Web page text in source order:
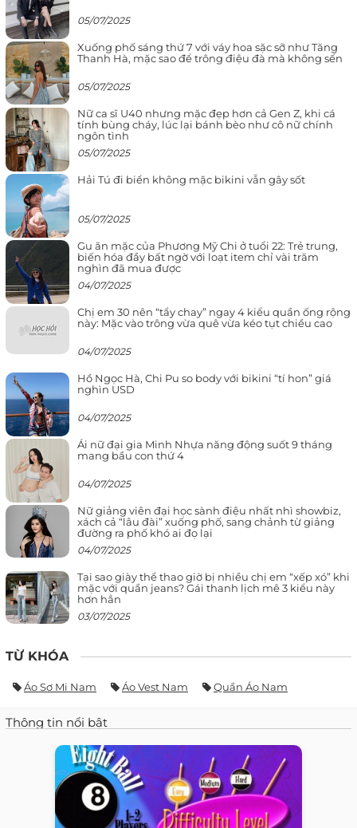
05/07/2025
Xuống phố sáng thứ 7 với váy hoa sặc sỡ như Tăng
Thanh Hà, mặc sao để trông điệu đà mà không sến
05/07/2025
Nữ ca sĩ U40 nhưng mặc đẹp hơn cả Gen Z, khi cá
tính bùng cháy, lúc lại bánh bèo như cô nữ chính
ngôn tình
05/07/2025
Hải Tú đi biển không mặc bikini vẫn gây sốt
05/07/2025
Gu ăn mặc của Phương Mỹ Chi ở tuổi 22: Trẻ trung,
biến hóa đầy bất ngờ với loạt item chỉ vài trăm
nghìn đã mua được
04/07/2025
Chị em 30 nên “tẩy chay” ngay 4 kiểu quần ống rộng
này: Mặc vào trông vừa quê vừa kéo tụt chiều cao
04/07/2025
Hồ Ngọc Hà, Chi Pu so body với bikini “tí hon” giá
nghìn USD
04/07/2025
Ái nữ đại gia Minh Nhựa năng động suốt 9 tháng
mang bầu con thứ 4
04/07/2025
Nữ giảng viên đại học sành điệu nhất nhì showbiz,
xách cả “lâu đài” xuống phố, sang chảnh từ giảng
đường ra phố khó ai đọ lại
04/07/2025
Tại sao giày thể thao giờ bị nhiều chị em “xếp xó” khi
mặc với quần jeans? Gái thanh lịch mê 3 kiểu này
hơn hẳn
03/07/2025
TỪ KHÓA
Áo Sơ Mi Nam Áo Vest Nam Quần Áo Nam
Thông tin nổi bật